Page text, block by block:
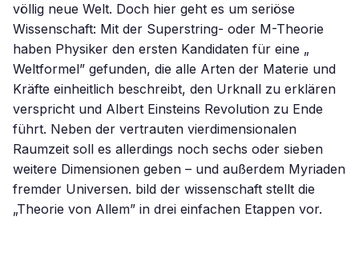
völlig neue Welt. Doch hier geht es um seriöse
Wissenschaft: Mit der Superstring- oder M-Theorie
haben Physiker den ersten Kandidaten für eine „
Weltformel” gefunden, die alle Arten der Materie und
Kräfte einheitlich beschreibt, den Urknall zu erklären
verspricht und Albert Einsteins Revolution zu Ende
führt. Neben der vertrauten vierdimensionalen
Raumzeit soll es allerdings noch sechs oder sieben
weitere Dimensionen geben – und außerdem Myriaden
fremder Universen. bild der wissenschaft stellt die
„Theorie von Allem” in drei einfachen Etappen vor.